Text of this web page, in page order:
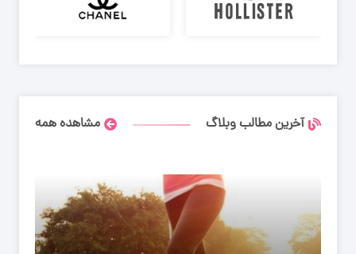
آخرین مطالب وبلاگ مشاهده همه